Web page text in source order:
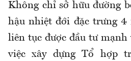
Không chỉ sở hữu đường
hậu nhiệt đới đặc trưng 4
liên tục được đầu tư mạnh
việc xây dựng Tổ hợp